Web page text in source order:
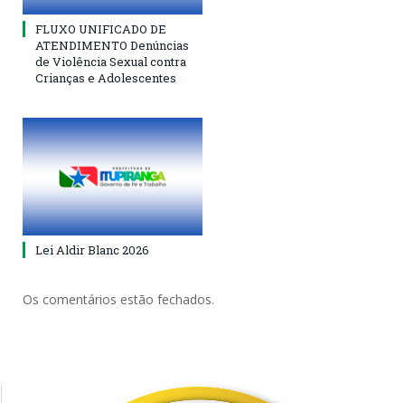
FLUXO UNIFICADO DE
ATENDIMENTO Denúncias
de Violência Sexual contra
Crianças e Adolescentes
Lei Aldir Blanc 2026
Os comentários estão fechados.